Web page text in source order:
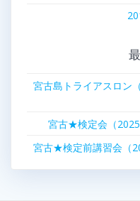
宮古島トライアスロン
宮古★検定会（2025
宮古★検定前講習会（